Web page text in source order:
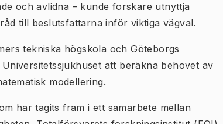
och avlidna – kunde forskare utnyttja
till beslutsfattarna inför viktiga vägval.
tekniska högskola och Göteborgs
att beräkna behovet av
modellering.
har tagits fram i ett samarbete mellan